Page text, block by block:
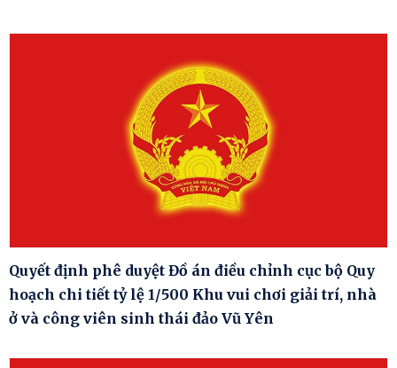
Quyết định phê duyệt Đồ án điều chỉnh cục bộ Quy
hoạch chi tiết tỷ lệ 1/500 Khu vui chơi giải trí, nhà
ở và công viên sinh thái đảo Vũ Yên